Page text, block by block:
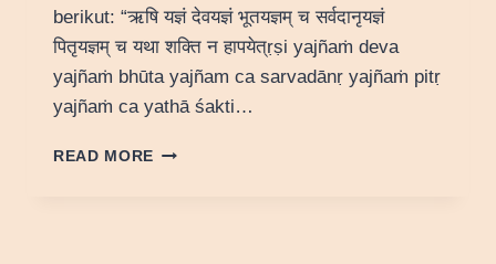
berikut: “ऋषि यज्ञं देवयज्ञं भूतयज्ञम् च सर्वदानृयज्ञं
पितृयज्ञम् च यथा शक्ति न हापयेत्ṛṣi yajñaṁ deva
yajñaṁ bhūta yajñam ca sarvadānṛ yajñaṁ pitṛ
yajñaṁ ca yathā śakti…
READ MORE FILOSOFI